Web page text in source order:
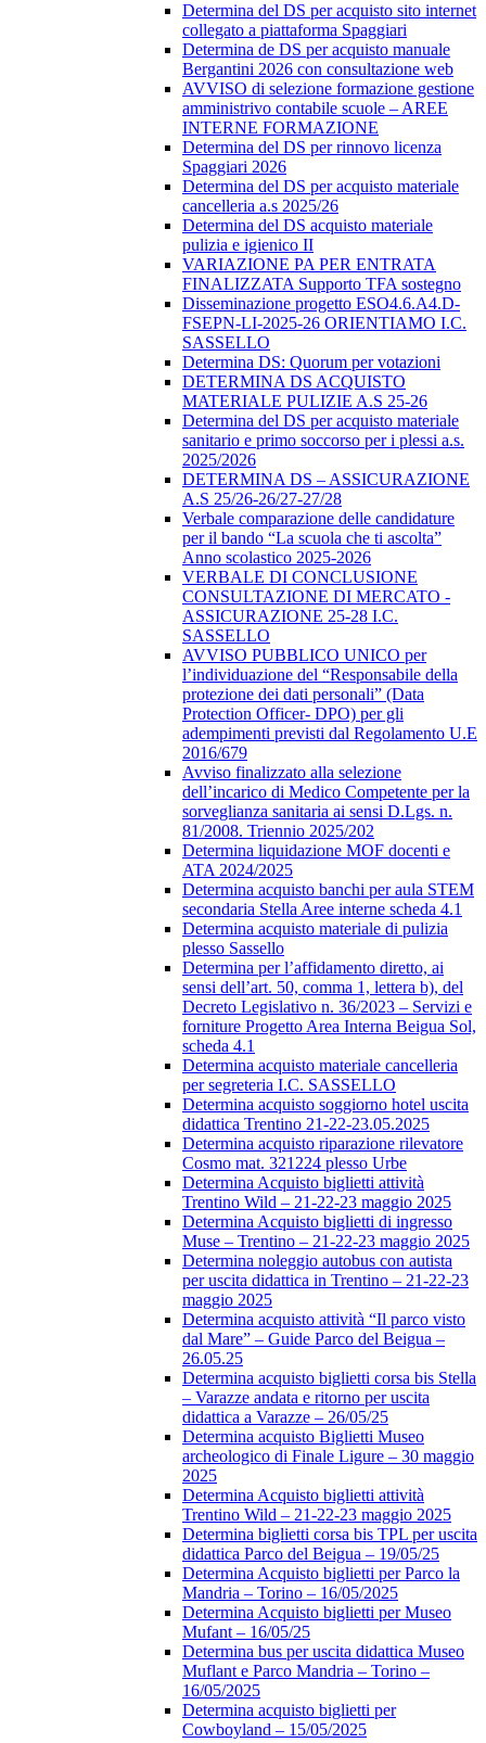
Determina del DS per acquisto sito internet
collegato a piattaforma Spaggiari
Determina de DS per acquisto manuale
Bergantini 2026 con consultazione web
AVVISO di selezione formazione gestione
amministrivo contabile scuole – AREE
INTERNE FORMAZIONE
Determina del DS per rinnovo licenza
Spaggiari 2026
Determina del DS per acquisto materiale
cancelleria a.s 2025/26
Determina del DS acquisto materiale
pulizia e igienico II
VARIAZIONE PA PER ENTRATA
FINALIZZATA Supporto TFA sostegno
Disseminazione progetto ESO4.6.A4.D-
FSEPN-LI-2025-26 ORIENTIAMO I.C.
SASSELLO
Determina DS: Quorum per votazioni
DETERMINA DS ACQUISTO
MATERIALE PULIZIE A.S 25-26
Determina del DS per acquisto materiale
sanitario e primo soccorso per i plessi a.s.
2025/2026
DETERMINA DS – ASSICURAZIONE
A.S 25/26-26/27-27/28
Verbale comparazione delle candidature
per il bando “La scuola che ti ascolta”
Anno scolastico 2025-2026
VERBALE DI CONCLUSIONE
CONSULTAZIONE DI MERCATO -
ASSICURAZIONE 25-28 I.C.
SASSELLO
AVVISO PUBBLICO UNICO per
l’individuazione del “Responsabile della
protezione dei dati personali” (Data
Protection Officer- DPO) per gli
adempimenti previsti dal Regolamento U.E
2016/679
Avviso finalizzato alla selezione
dell’incarico di Medico Competente per la
sorveglianza sanitaria ai sensi D.Lgs. n.
81/2008. Triennio 2025/202
Determina liquidazione MOF docenti e
ATA 2024/2025
Determina acquisto banchi per aula STEM
secondaria Stella Aree interne scheda 4.1
Determina acquisto materiale di pulizia
plesso Sassello
Determina per l’affidamento diretto, ai
sensi dell’art. 50, comma 1, lettera b), del
Decreto Legislativo n. 36/2023 – Servizi e
forniture Progetto Area Interna Beigua Sol,
scheda 4.1
Determina acquisto materiale cancelleria
per segreteria I.C. SASSELLO
Determina acquisto soggiorno hotel uscita
didattica Trentino 21-22-23.05.2025
Determina acquisto riparazione rilevatore
Cosmo mat. 321224 plesso Urbe
Determina Acquisto biglietti attività
Trentino Wild – 21-22-23 maggio 2025
Determina Acquisto biglietti di ingresso
Muse – Trentino – 21-22-23 maggio 2025
Determina noleggio autobus con autista
per uscita didattica in Trentino – 21-22-23
maggio 2025
Determina acquisto attività “Il parco visto
dal Mare” – Guide Parco del Beigua –
26.05.25
Determina acquisto biglietti corsa bis Stella
– Varazze andata e ritorno per uscita
didattica a Varazze – 26/05/25
Determina acquisto Biglietti Museo
archeologico di Finale Ligure – 30 maggio
2025
Determina Acquisto biglietti attività
Trentino Wild – 21-22-23 maggio 2025
Determina biglietti corsa bis TPL per uscita
didattica Parco del Beigua – 19/05/25
Determina Acquisto biglietti per Parco la
Mandria – Torino – 16/05/2025
Determina Acquisto biglietti per Museo
Mufant – 16/05/25
Determina bus per uscita didattica Museo
Muflant e Parco Mandria – Torino –
16/05/2025
Determina acquisto biglietti per
Cowboyland – 15/05/2025